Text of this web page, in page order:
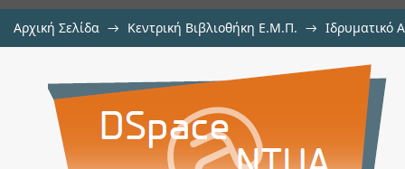
Αρχική Σελίδα → Κεντρική Βιβλιοθήκη Ε.Μ.Π. → Ιδρυματικό
Οικονομικοί κύκλοι και
Μία εμπειρική διερεύνηση (1998